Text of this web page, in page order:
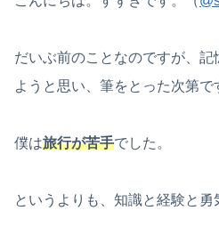
だいぶ前のことなのですが、
ようと思い、筆をとった次第で
僕は旅行が苦手でした。
というよりも、知識と経験と勇